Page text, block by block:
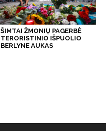
ŠIMTAI ŽMONIŲ PAGERBĖ
TERORISTINIO IŠPUOLIO
BERLYNE AUKAS